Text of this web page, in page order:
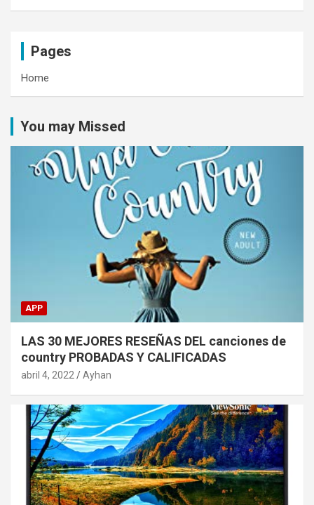
Pages
Home
You may Missed
APP
LAS 30 MEJORES RESEÑAS DEL canciones de
country PROBADAS Y CALIFICADAS
abril 4, 2022 Ayhan